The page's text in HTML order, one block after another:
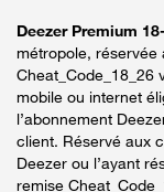
Deezer Premium
métropole, réservée
Cheat_Code_18_26
mobile ou internet
l’abonnement
client. Réservé aux
Deezer ou l’ayant
remise